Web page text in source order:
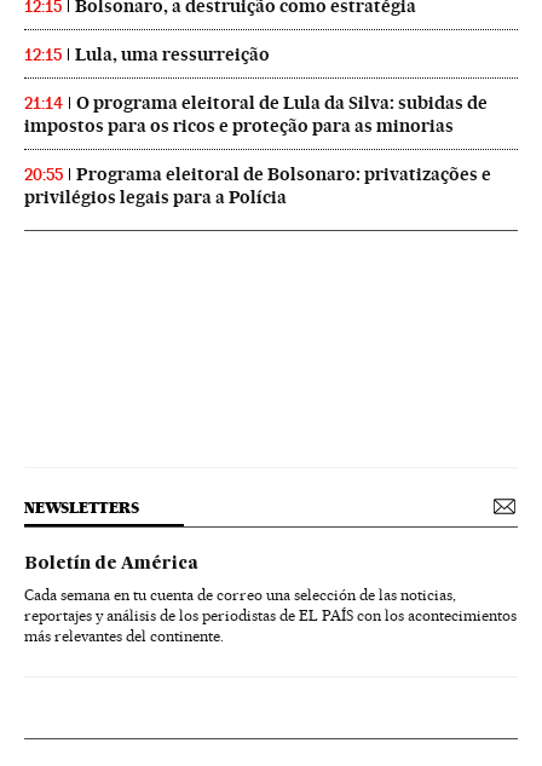
12:15 Bolsonaro, a destruição como estratégia
12:15 Lula, uma ressurreição
21:14
O programa eleitoral de Lula da Silva: subidas de
impostos para os ricos e proteção para as minorias
20:55
Programa eleitoral de Bolsonaro: privatizações e
privilégios legais para a Polícia
NEWSLETTERS
Boletín de América
Cada semana en tu cuenta de correo una selección de las noticias,
reportajes y análisis de los periodistas de EL PAÍS con los acontecimientos
más relevantes del continente.